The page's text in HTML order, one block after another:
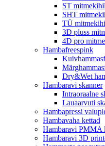
ST
SHT
TÜ
3D pluss
4D pro
Hambafreespink
Dry&Wet
Hambaravi skanner
Intraoraalne
Lauaarvuti
Hambapressi
Hambavaha kettad
Hambaravi PMMA
Hambaravi 3D